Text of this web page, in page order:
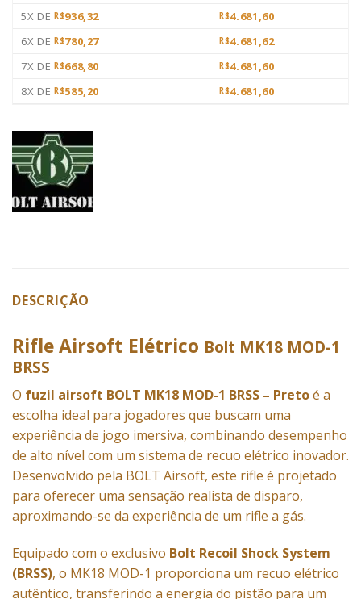
5X DE R$936,32 R$4.681,60
6X DE R$780,27 R$4.681,62
7X DE R$668,80 R$4.681,60
8X DE R$585,20 R$4.681,60
DESCRIÇÃO
Rifle Airsoft Elétrico Bolt MK18 MOD-1
BRSS
O fuzil airsoft BOLT MK18 MOD-1 BRSS – Pretoé a
escolha ideal para jogadores que buscam uma
experiência de jogo imersiva, combinando desempenho
de alto nível com um sistema de recuo elétrico inovador.
Desenvolvido pela BOLT Airsoft, este rifle é projetado
para oferecer uma sensação realista de disparo,
aproximando-se da experiência de um rifle a gás.
Equipado com o exclusivo Bolt Recoil Shock System
(BRSS), o MK18 MOD-1 proporciona um recuo elétrico
autêntico, transferindo a energia do pistão para um